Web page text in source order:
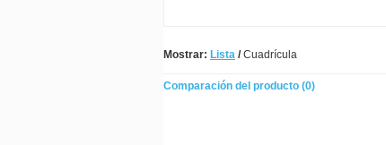
Mostrar: Lista /Cuadrícula
Comparación del producto (0)